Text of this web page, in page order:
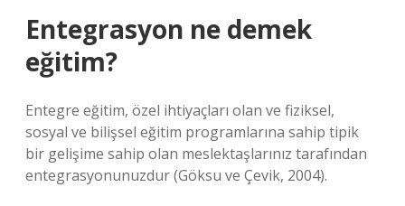
Entegrasyon ne demek
eğitim?
Entegre eğitim, özel ihtiyaçları olan ve fiziksel,
sosyal ve bilişsel eğitim programlarına sahip tipik
bir gelişime sahip olan meslektaşlarınız tarafından
entegrasyonunuzdur (Göksu ve Çevik, 2004).